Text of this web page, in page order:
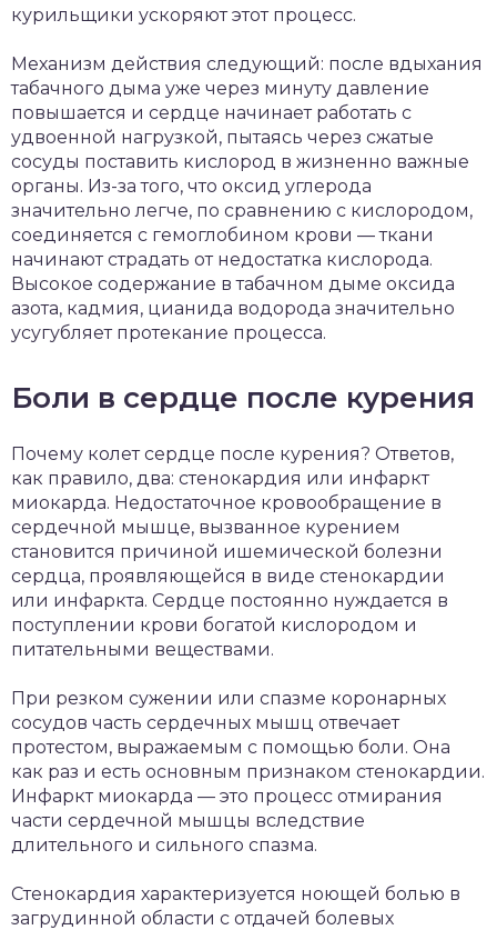
курильщики ускоряют этот процесс.
Механизм действия следующий: после вдыхания
табачного дыма уже через минуту давление
повышается и сердце начинает работать с
удвоенной нагрузкой, пытаясь через сжатые
сосуды поставить кислород в жизненно важные
органы. Из-за того, что оксид углерода
значительно легче, по сравнению с кислородом,
соединяется с гемоглобином крови — ткани
начинают страдать от недостатка кислорода.
Высокое содержание в табачном дыме оксида
азота, кадмия, цианида водорода значительно
усугубляет протекание процесса.
Боли в сердце после курения
Почему колет сердце после курения? Ответов,
как правило, два: стенокардия или инфаркт
миокарда. Недостаточное кровообращение в
сердечной мышце, вызванное курением
становится причиной ишемической болезни
сердца, проявляющейся в виде стенокардии
или инфаркта. Сердце постоянно нуждается в
поступлении крови богатой кислородом и
питательными веществами.
При резком сужении или спазме коронарных
сосудов часть сердечных мышц отвечает
протестом, выражаемым с помощью боли. Она
как раз и есть основным признаком стенокардии.
Инфаркт миокарда — это процесс отмирания
части сердечной мышцы вследствие
длительного и сильного спазма.
Стенокардия характеризуется ноющей болью в
загрудинной области с отдачей болевых